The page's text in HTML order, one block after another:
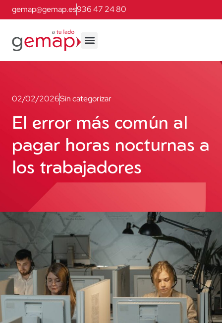
gemap@gemap.es936 47 24 80
02/02/2026Sin categorizar
El error más común al
pagar horas nocturnas a
los trabajadores